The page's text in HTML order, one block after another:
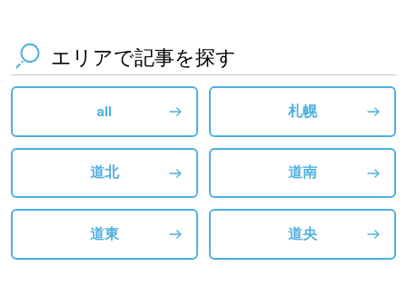
エリアで記事を探す
all 札幌
道北 道南
道東 道央